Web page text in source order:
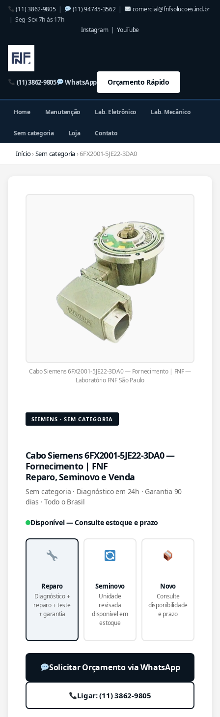
(11) 3862-9805| (11) 94745-3562|
comercial@fnfsolucoes.ind.br
| Seg–Sex 7h às 17h
Instagram|YouTube
(11) 3862-9805 WhatsApp Orçamento Rápido
Home Manutenção Lab. Eletrônico Lab. Mecânico
Sem categoria Loja Contato
Início›Sem categoria› 6FX2001-5JE22-3DA0
Cabo Siemens 6FX2001-5JE22-3DA0 — Fornecimento | FNF —
Laboratório FNF São Paulo
SIEMENS · SEM CATEGORIA
Cabo Siemens 6FX2001-5JE22-3DA0 —
Fornecimento | FNF
Reparo, Seminovo e Venda
Sem categoria · Diagnóstico em 24h · Garantia 90
dias · Todo o Brasil
Disponível — Consulte estoque e prazo
Reparo
Diagnóstico +
reparo + teste
+ garantia
Seminovo
Unidade
revisada
disponível em
estoque
Novo
Consulte
disponibilidade
e prazo
Solicitar Orçamento via WhatsApp
Ligar: (11) 3862-9805